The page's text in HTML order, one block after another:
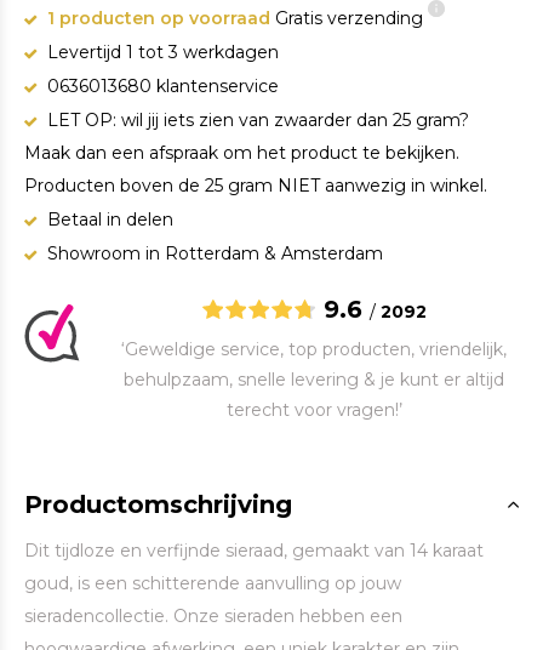
1 producten op voorraad Gratis verzending
Levertijd 1 tot 3 werkdagen
0636013680 klantenservice
LET OP: wil jij iets zien van zwaarder dan 25 gram?
Maak dan een afspraak om het product te bekijken.
Producten boven de 25 gram NIET aanwezig in winkel.
Betaal in delen
Showroom in Rotterdam & Amsterdam
9.6 / 2092
‘Geweldige service, top producten, vriendelijk,
behulpzaam, snelle levering & je kunt er altijd
terecht voor vragen!’
Productomschrijving
Dit tijdloze en verfijnde sieraad, gemaakt van 14 karaat
goud, is een schitterende aanvulling op jouw
sieradencollectie. Onze sieraden hebben een